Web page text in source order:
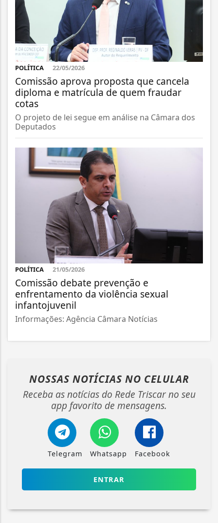
POLÍTICA 22/05/2026
Comissão aprova proposta que cancela
diploma e matrícula de quem fraudar
cotas
O projeto de lei segue em análise na Câmara dos
Deputados
POLÍTICA 21/05/2026
Comissão debate prevenção e
enfrentamento da violência sexual
infantojuvenil
Informações: Agência Câmara Notícias
NOSSAS NOTÍCIAS NO CELULAR
Receba as notícias do Rede Triscar no seu
app favorito de mensagens.
Telegram Whatsapp Facebook
ENTRAR